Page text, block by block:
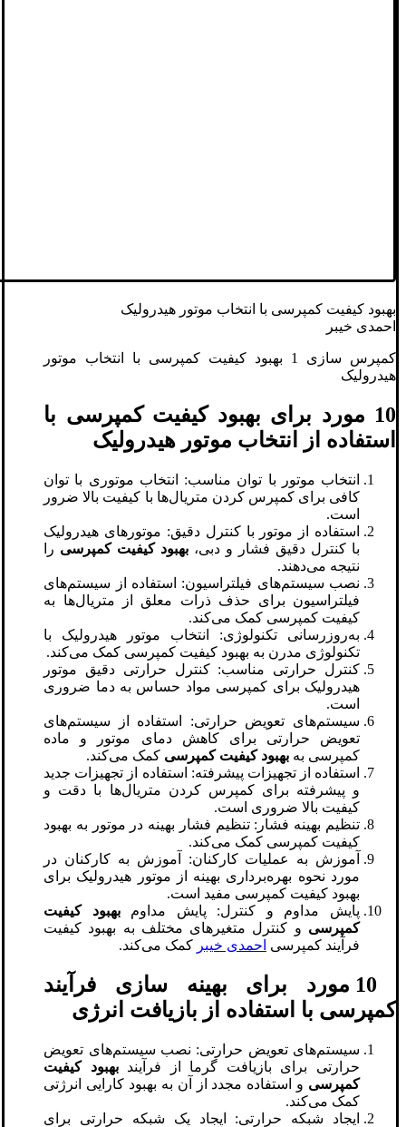
بهبود کیفیت کمپرسی با انتخاب موتور هیدرولیک
احمدی خیبر
کمپرس سازی 1 بهبود کیفیت کمپرسی با انتخاب موتور
هیدرولیک
10 مورد برای بهبود کیفیت کمپرسی با
استفاده از انتخاب موتور هیدرولیک
انتخاب موتور با توان مناسب: انتخاب موتوری با توان
کافی برای کمپرس کردن متریال‌ها با کیفیت بالا ضرور
است.
استفاده از موتور با کنترل دقیق: موتورهای هیدرولیک
با کنترل دقیق فشار و دبی، بهبود کیفیت کمپرسی را
نتیجه می‌دهند.
نصب سیستم‌های فیلتراسیون: استفاده از سیستم‌های
فیلتراسیون برای حذف ذرات معلق از متریال‌ها به
کیفیت کمپرسی کمک می‌کند.
به‌روزرسانی تکنولوژی: انتخاب موتور هیدرولیک با
تکنولوژی مدرن به بهبود کیفیت کمپرسی کمک می‌کند.
کنترل حرارتی مناسب: کنترل حرارتی دقیق موتور
هیدرولیک برای کمپرسی مواد حساس به دما ضروری
است.
سیستم‌های تعویض حرارتی: استفاده از سیستم‌های
تعویض حرارتی برای کاهش دمای موتور و ماده
کمپرسی به بهبود کیفیت کمپرسی کمک می‌کند.
استفاده از تجهیزات پیشرفته: استفاده از تجهیزات جدید
و پیشرفته برای کمپرس کردن متریال‌ها با دقت و
کیفیت بالا ضروری است.
تنظیم بهینه فشار: تنظیم فشار بهینه در موتور به بهبود
کیفیت کمپرسی کمک می‌کند.
آموزش به عملیات کارکنان: آموزش به کارکنان در
مورد نحوه بهره‌برداری بهینه از موتور هیدرولیک برای
بهبود کیفیت کمپرسی مفید است.
پایش مداوم و کنترل: پایش مداومبهبود کیفیت
کمپرسی و کنترل متغیرهای مختلف به بهبود کیفیت
فرآیند کمپرسی احمدی خیبر کمک می‌کند.
10 مورد برای بهینه‌ سازی فرآیند
کمپرسی با استفاده از بازیافت انرژی
سیستم‌های تعویض حرارتی: نصب سیستم‌های تعویض
حرارتی برای بازیافت گرما از فرآیندبهبود کیفیت
کمپرسی و استفاده مجدد از آن به بهبود کارایی انرژتی
کمک می‌کند.
ایجاد شبکه حرارتی: ایجاد یک شبکه حرارتی برای